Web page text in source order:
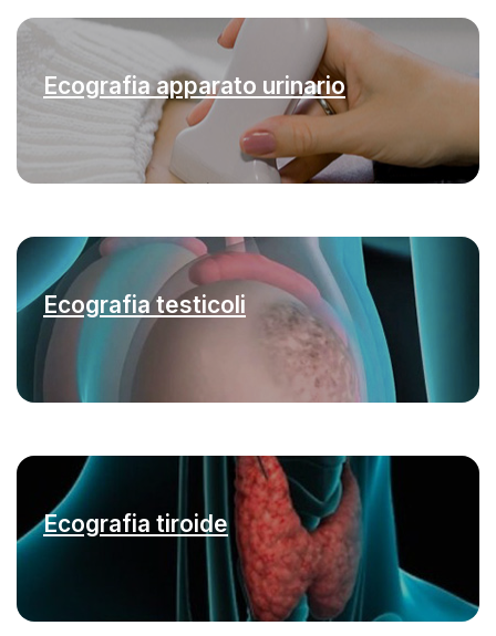
Ecografia apparato urinario
Ecografia testicoli
Ecografia tiroide